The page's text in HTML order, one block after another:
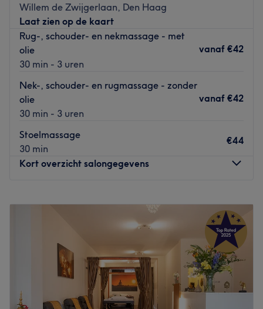
Willem de Zwijgerlaan, Den Haag
Laat zien op de kaart
Rug-, schouder- en nekmassage - met
olie
30 min - 3 uren
vanaf €42
Nek-, schouder- en rugmassage - zonder
olie
30 min - 3 uren
vanaf €42
Stoelmassage
30 min
€44
Kort overzicht salongegevens
20:00
20:00
–20:00
10:00–20:00
Zaterdag
10:00–20:00
Zondag
10:00–20:00